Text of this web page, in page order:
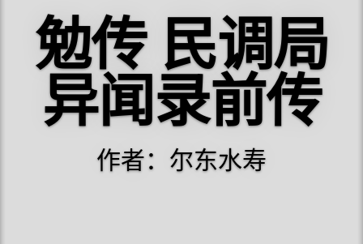
勉传 民调局
异闻录前传
作者：尔东水寿